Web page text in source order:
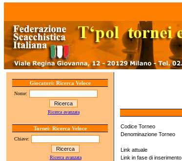
Giocatori: Ricerca Veloce
Nome:
Ricerca avanzata
Tornei: Ricerca Veloce
Chiave:
Ricerca avanzata
Codice Torneo
Denominazione Torneo
Link attuale
Link in fase di inserimento